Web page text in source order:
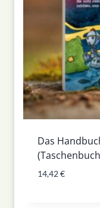
Das
14,42€